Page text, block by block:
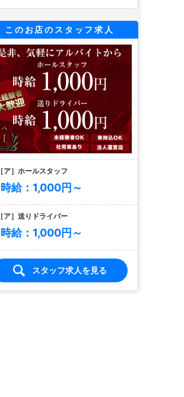
このお店のスタッフ求人
［ア］ホールスタッフ
時給：1,000円～
［ア］送りドライバー
時給：1,000円～
スタッフ求人を見る